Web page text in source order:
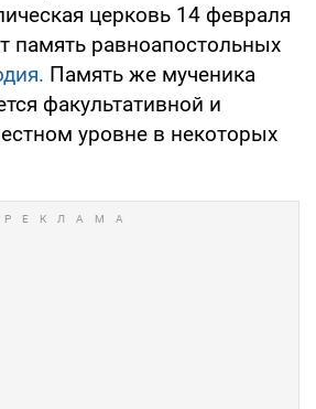
церковь 14 февраля
память равноапостольных
Память же мученика
факультативной и
уровне в некоторых